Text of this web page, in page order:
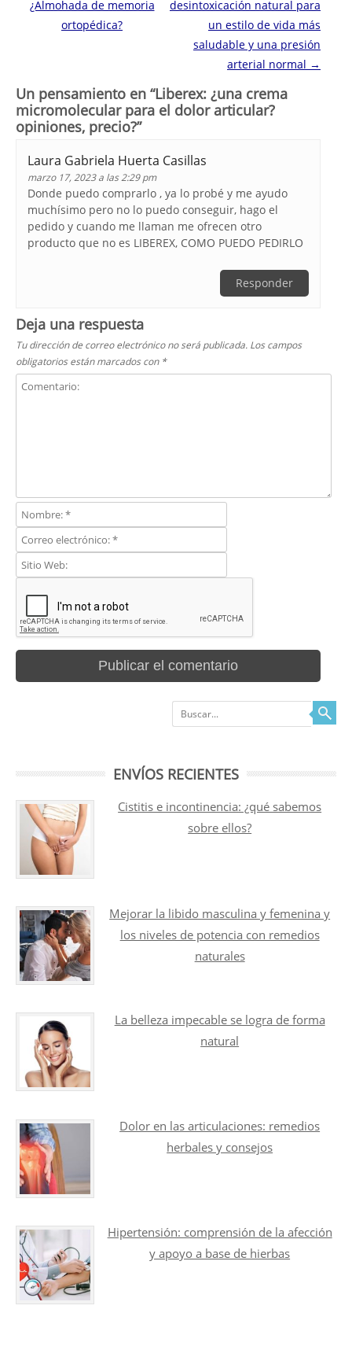
¿Almohada de memoria
ortopédica?
desintoxicación natural para
un estilo de vida más
saludable y una presión
arterial normal →
Un pensamiento en “Liberex: ¿una crema
micromolecular para el dolor articular?
opiniones, precio?”
Laura Gabriela Huerta Casillas
marzo 17, 2023 a las 2:29 pm
Donde puedo comprarlo , ya lo probé y me ayudo
muchísimo pero no lo puedo conseguir, hago el
pedido y cuando me llaman me ofrecen otro
producto que no es LIBEREX, COMO PUEDO PEDIRLO
Responder
Deja una respuesta
Tu dirección de correo electrónico no será publicada. Los campos
obligatorios están marcados con *
Buscar
ENVÍOS RECIENTES
Cistitis e incontinencia: ¿qué sabemos
sobre ellos?
Mejorar la libido masculina y femenina y
los niveles de potencia con remedios
naturales
La belleza impecable se logra de forma
natural
Dolor en las articulaciones: remedios
herbales y consejos
Hipertensión: comprensión de la afección
y apoyo a base de hierbas